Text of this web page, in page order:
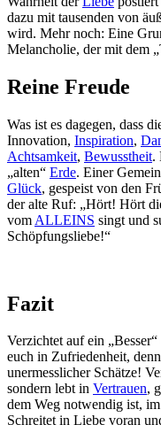
dazu mit tausenden von
wird. Mehr noch: Eine
Melancholie, der mit dem
Reine Freude
Was ist es dagegen, dass
Innovation, Inspiration,
Achtsamkeit, Bewusstheit.
„alten“ Erde. Einer
Glück, gespeist von den
der alte Ruf: „Hört! Hört
vom ALLEINS singt und
Schöpfungsliebe!“
Fazit
Verzichtet auf ein
euch in Zufriedenheit,
unermesslicher Schätze!
sondern lebt in Vertrauen,
dem Weg notwendig ist,
Schreitet in Liebe voran